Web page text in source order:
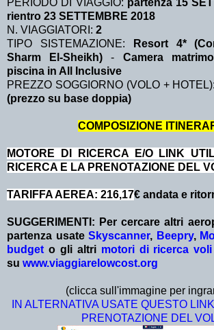
PERIODO DI VIAGGIO: partenza 15
rientro 23 SETTEMBRE 2018
N. VIAGGIATORI: 2
TIPO SISTEMAZIONE:
Resort 4*
Sharm El-Sheikh)- Camera
piscina in All Inclusive
PREZZO SOGGIORNO (VOLO +
(prezzo su base doppia)
COMPOSIZIONE
MOTORE DI RICERCA E/O LINK
RICERCA E LA PRENOTAZIONE DEL
TARIFFA AEREA: 216,17€ andata e
SUGGERIMENTI: Per cercare altri
partenza usate Skyscanner, Beepry,
budget o gli altri motori di ricerca voli
su www.viaggiarelowcost.org
(clicca sull'immagine per
IN ALTERNATIVA USATE QUESTO
PRENOTAZIONE DEL